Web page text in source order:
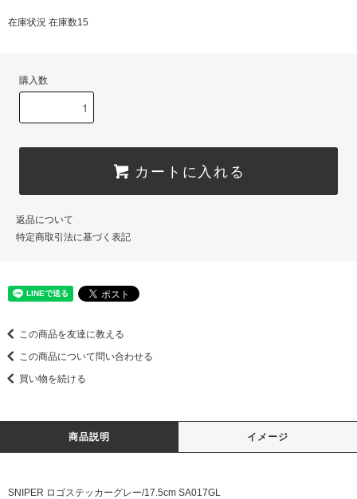
在庫状況 在庫数15
購入数
カートに入れる
返品について
特定商取引法に基づく表記
この商品を友達に教える
この商品について問い合わせる
買い物を続ける
商品説明 イメージ
SNIPER ロゴステッカーグレー/17.5cm SA017GL